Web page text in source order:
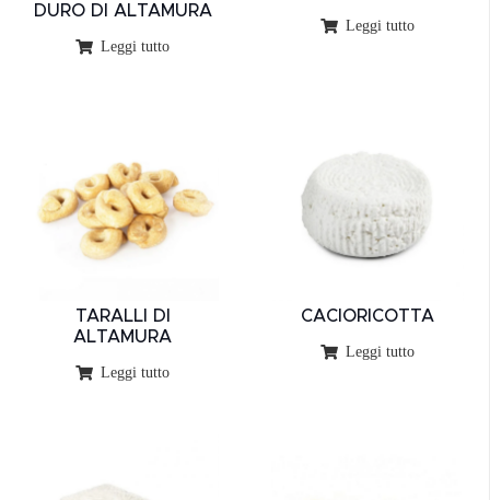
DURO DI ALTAMURA
Leggi tutto
Leggi tutto
TARALLI DI
ALTAMURA
Leggi tutto
CACIORICOTTA
Leggi tutto